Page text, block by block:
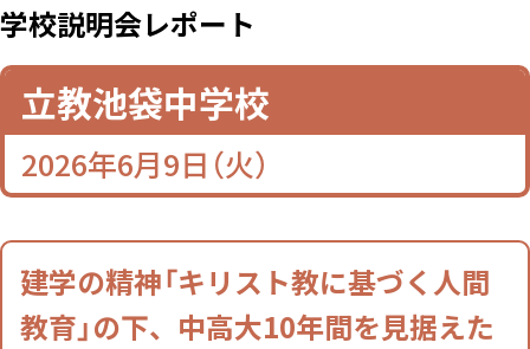
学校説明会レポート
校説明会レポート
立教池袋中学校
2026年6月9日（火）
建学の精神「キリスト教に基づく人間
教育」の下、中高大10年間を見据えた